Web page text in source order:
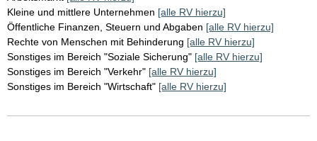
Kleine und mittlere Unternehmen [alle RV hierzu]
Öffentliche Finanzen, Steuern und Abgaben [alle RV hierzu]
Rechte von Menschen mit Behinderung [alle RV hierzu]
Sonstiges im Bereich "Soziale Sicherung" [alle RV hierzu]
Sonstiges im Bereich "Verkehr" [alle RV hierzu]
Sonstiges im Bereich "Wirtschaft" [alle RV hierzu]